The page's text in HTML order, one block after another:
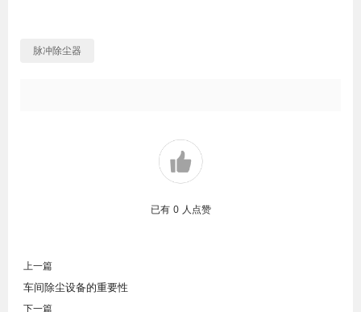
脉冲除尘器
已有 0 人点赞
上一篇
车间除尘设备的重要性
下一篇